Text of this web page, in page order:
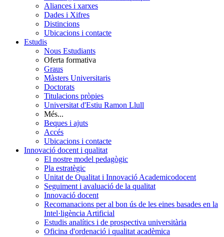
Aliances i xarxes
Dades i Xifres
Distincions
Ubicacions i contacte
Estudis
Nous Estudiants
Oferta formativa
Graus
Màsters Universitaris
Doctorats
Titulacions pròpies
Universitat d'Estiu Ramon Llull
Més...
Beques i ajuts
Accés
Ubicacions i contacte
Innovació docent i qualitat
El nostre model pedagògic
Pla estratègic
Unitat de Qualitat i Innovació Academicodocent
Seguiment i avaluació de la qualitat
Innovació docent
Recomanacions per al bon ús de les eines basades en la
Intel·ligència Artificial
Estudis analítics i de prospectiva universitària
Oficina d'ordenació i qualitat acadèmica